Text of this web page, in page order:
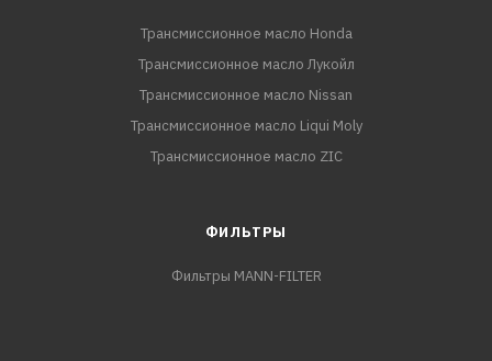
Трансмиссионное масло Honda
Трансмиссионное масло Лукойл
Трансмиссионное масло Nissan
Трансмиссионное масло Liqui Moly
Трансмиссионное масло ZIC
ФИЛЬТРЫ
Фильтры MANN-FILTER